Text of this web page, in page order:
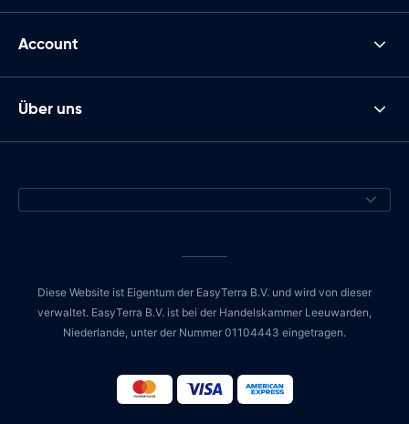
Account
Über uns
Diese Website ist Eigentum der EasyTerra B.V. und wird von dieser
verwaltet. EasyTerra B.V. ist bei der Handelskammer Leeuwarden,
Niederlande, unter der Nummer 01104443 eingetragen.